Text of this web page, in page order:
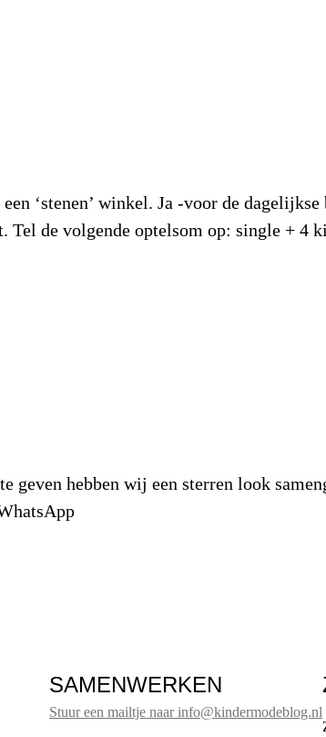
‘stenen’ winkel. Ja -voor de
de volgende optelsom op: single + 4
geven hebben wij een sterren look
SAMENWERKEN
Stuur een mailtje naar info@kindermodeblog.nl